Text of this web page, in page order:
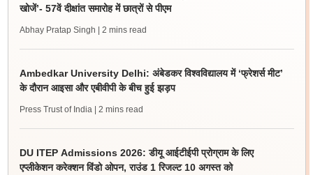
खोजें’- 57वें दीक्षांत समारोह में छात्रों से पीएम
Abhay Pratap Singh | 2 mins read
Ambedkar University Delhi: अंबेडकर विश्वविद्यालय में ‘फ्रेशर्स मीट’
के दौरान आइसा और एबीवीपी के बीच हुई झड़प
Press Trust of India | 2 mins read
DU ITEP Admissions 2026: डीयू आईटीईपी प्रोग्राम के लिए
एप्लीकेशन करेक्शन विंडो ओपन, राउंड 1 रिजल्ट 10 अगस्त को